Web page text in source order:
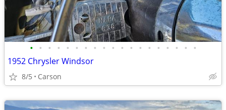
• • • • • • • • • • • • • • • • • • •
1952 Chrysler Windsor
8/5 Carson